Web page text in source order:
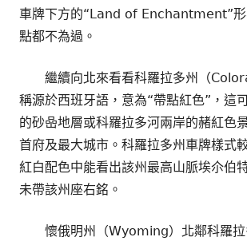
車牌下方的“Land of Enchantment”形
點都不為過。
繼續向北來看看科羅拉多州（
稱源於西班牙語，意為“帶點紅色”，這
的砂喦地層或科羅拉多河兩岸的赭紅色
首府及最大城市。科羅拉多州車牌樣式
紅白配色中能看出該州最高山脈埃尒伯
未帶該州座右銘。
懷俄明州（Wyoming）北鄰科羅拉